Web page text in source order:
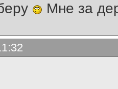
Мне за